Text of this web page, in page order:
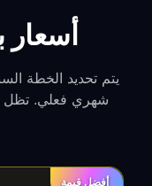
يتم تحديد الخطة
شهري فعلي. تظل
أفضل قيمة